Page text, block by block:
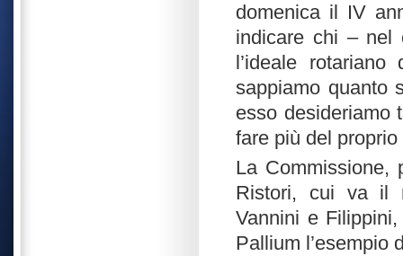
domenica il IV
indicare chi – nel
l’ideale
sappiamo quanto
esso desideriamo
fare più del
La Commissione,
Ristori, cui va il
Vannini e
Pallium l’esempio